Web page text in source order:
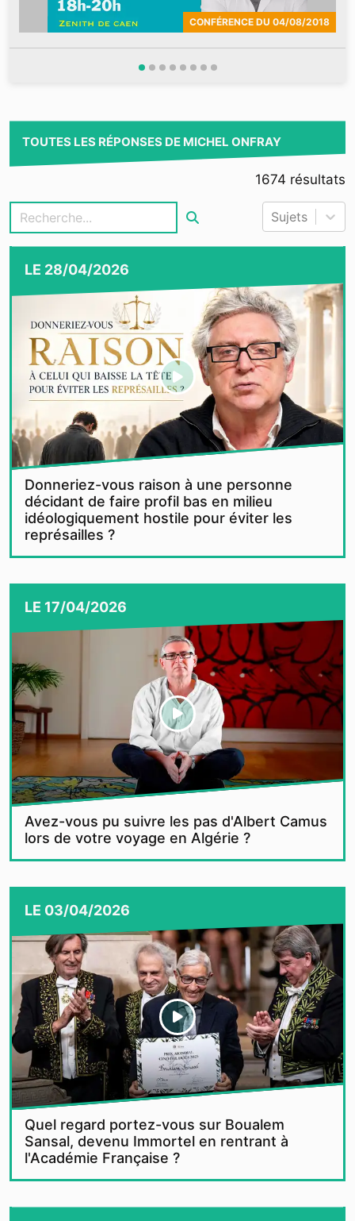
CONFÉRENCE DU 04/08/2018
TOUTES LES RÉPONSES DE MICHEL ONFRAY
1674 résultats
Sujets
LE 28/04/2026
Donneriez-vous raison à une personne
décidant de faire profil bas en milieu
idéologiquement hostile pour éviter les
représailles ?
LE 17/04/2026
Avez-vous pu suivre les pas d'Albert Camus
lors de votre voyage en Algérie ?
LE 03/04/2026
Quel regard portez-vous sur Boualem
Sansal, devenu Immortel en rentrant à
l'Académie Française ?